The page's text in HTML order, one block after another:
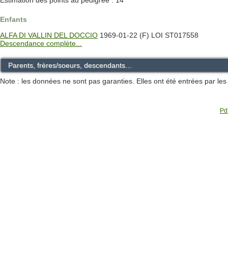
Enfants
ALFA DI VALLIN DEL DOCCIO 1969-01-22 (F) LOI ST017558
Descendance complète...
Parents, frères/soeurs, descendants...
Note : les données ne sont pas garanties. Elles ont été entrées par